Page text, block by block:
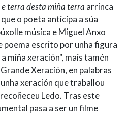
terra desta miña terra arrinca
o poeta anticipa a súa
música e Miguel Anxo
poema escrito por unha figura
miña xeración", mais tamén
Xeración, en palabras
xeración que traballou
Ledo. Tras este
pasa a ser un filme